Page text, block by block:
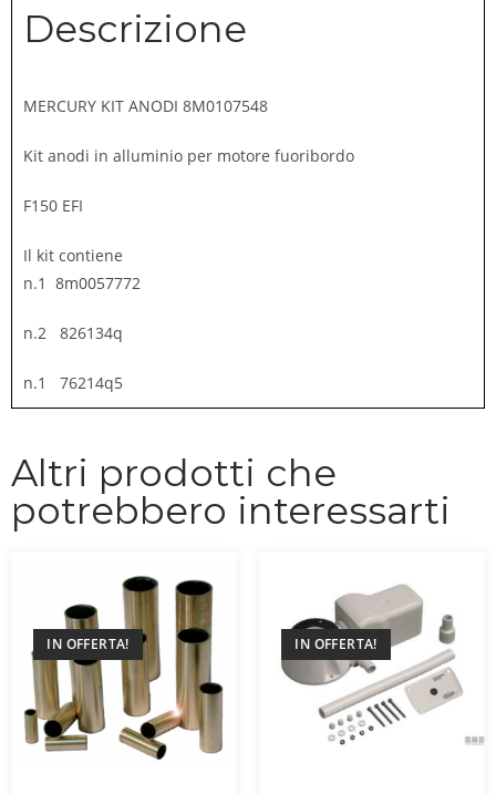
Descrizione
MERCURY KIT ANODI 8M0107548
Kit anodi in alluminio per motore fuoribordo
F150 EFI
Il kit contiene
n.1 8m0057772
n.2 826134q
n.1 76214q5
Altri prodotti che
potrebbero interessarti
IN OFFERTA! IN OFFERTA!